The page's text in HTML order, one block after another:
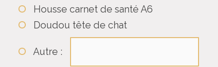
Housse carnet de santé A6
Doudou tête de chat
Autre :